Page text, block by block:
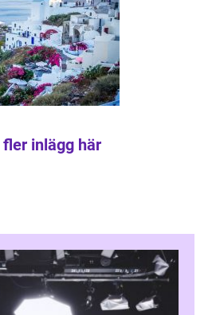
fler inlägg här